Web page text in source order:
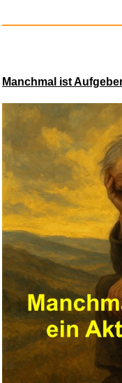
CHUNG
Mental
Manchmal ist